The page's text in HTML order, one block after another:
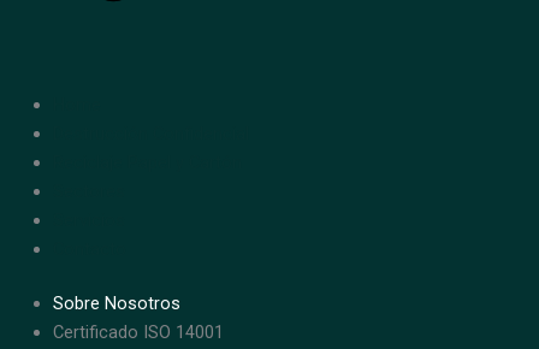
Sobre Nosotros
Certificado ISO 14001